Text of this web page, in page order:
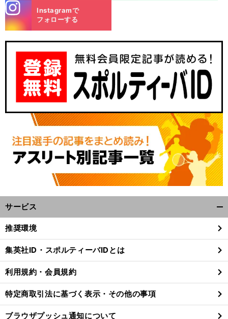
m
Instagramで
フォローする
サービス
閉
る
推奨環境
集英社ID・スポルティーバIDとは
利用規約・会員規約
特定商取引法に基づく表示・その他の事項
ブラウザプッシュ通知について